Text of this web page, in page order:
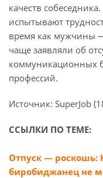
качеств
испытывают
время как мужчины
чаще заявляли об
коммуникационных
профессий.
Источник: SuperJob
ССЫЛКИ ПО ТЕМЕ:
Отпуск — роскошь:
биробиджанец не